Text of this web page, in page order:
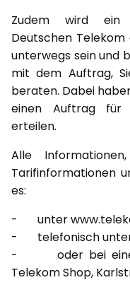
Zudem wird ein
Deutschen
unterwegs sein und
mit dem Auftrag,
beraten. Dabei
einen Auftrag für
erteilen.
Alle
Tarifinformationen
es:
- unter
- telefonisch unter
- oder bei einem
Telekom Shop,